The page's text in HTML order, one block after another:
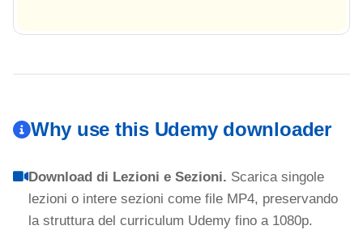
Why use this Udemy downloader
Download di Lezioni e Sezioni. Scarica singole
lezioni o intere sezioni come file MP4, preservando
la struttura del curriculum Udemy fino a 1080p.